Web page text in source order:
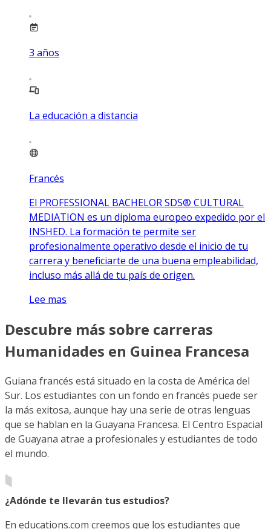
3 años
La educación a distancia
Francés
El PROFESSIONAL BACHELOR SDS® CULTURAL
MEDIATION es un diploma europeo expedido por el
INSHED. La formación te permite ser
profesionalmente operativo desde el inicio de tu
carrera y beneficiarte de una buena empleabilidad,
incluso más allá de tu país de origen.
Lee mas
Descubre más sobre carreras
Humanidades en Guinea Francesa
Guiana francés está situado en la costa de América del
Sur. Los estudiantes con un fondo en francés puede ser
la más exitosa, aunque hay una serie de otras lenguas
que se hablan en la Guayana Francesa. El Centro Espacial
de Guayana atrae a profesionales y estudiantes de todo
el mundo.
¿Adónde te llevarán tus estudios?
En educations.com creemos que los estudiantes que